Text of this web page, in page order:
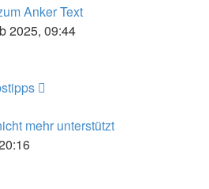
Anker Text
2025, 09:44
mehr unterstützt